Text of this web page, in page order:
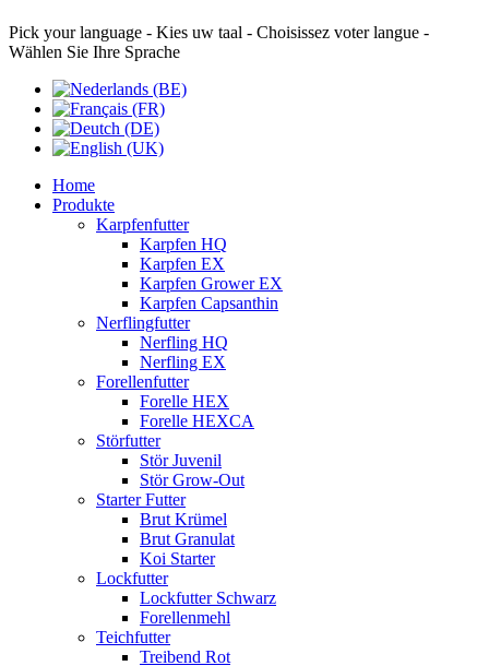
Pick your language - Kies uw taal - Choisissez voter langue -
Wählen Sie Ihre Sprache
Home
Produkte
Karpfenfutter
Karpfen HQ
Karpfen EX
Karpfen Grower EX
Karpfen Capsanthin
Nerflingfutter
Nerfling HQ
Nerfling EX
Forellenfutter
Forelle HEX
Forelle HEXCA
Störfutter
Stör Juvenil
Stör Grow-Out
Starter Futter
Brut Krümel
Brut Granulat
Koi Starter
Lockfutter
Lockfutter Schwarz
Forellenmehl
Teichfutter
Treibend Rot